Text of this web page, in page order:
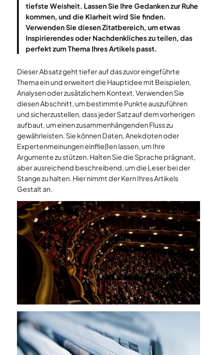
tiefste Weisheit. Lassen Sie Ihre Gedanken zur Ruhe
kommen, und die Klarheit wird Sie finden.
Verwenden Sie diesen Zitatbereich, um etwas
Inspirierendes oder Nachdenkliches zu teilen, das
perfekt zum Thema Ihres Artikels passt.
Dieser Absatz geht tiefer auf das zuvor eingeführte
Thema ein und erweitert die Hauptidee mit Beispielen,
Analysen oder zusätzlichem Kontext. Verwenden Sie
diesen Abschnitt, um bestimmte Punkte auszuführen
und sicherzustellen, dass jeder Satz auf dem vorherigen
aufbaut, um einen zusammenhängenden Fluss zu
gewährleisten. Sie können Daten, Anekdoten oder
Expertenmeinungen einfließen lassen, um Ihre
Argumente zu stützen. Halten Sie die Sprache prägnant,
aber ausreichend beschreibend, um die Leser bei der
Stange zu halten. Hier nimmt der Kern Ihres Artikels
Gestalt an.